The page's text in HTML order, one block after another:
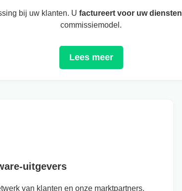
bij uw klanten. U factureert voor uw diensten
commissiemodel.
Lees meer
uitgevers
van klanten en onze marktpartners.